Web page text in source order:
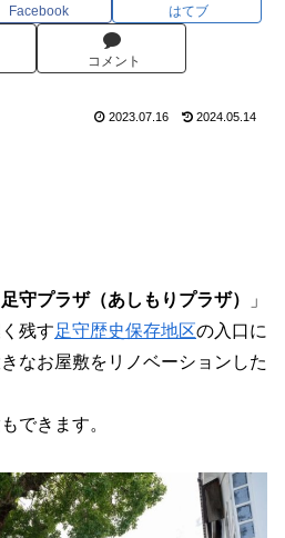
Facebook はてブ
コメント
2023.07.16 2024.05.14
足守プラザ（あしもりプラザ）
」
残す足守歴史保存地区の入口に
なお屋敷をリノベーションした
できます。